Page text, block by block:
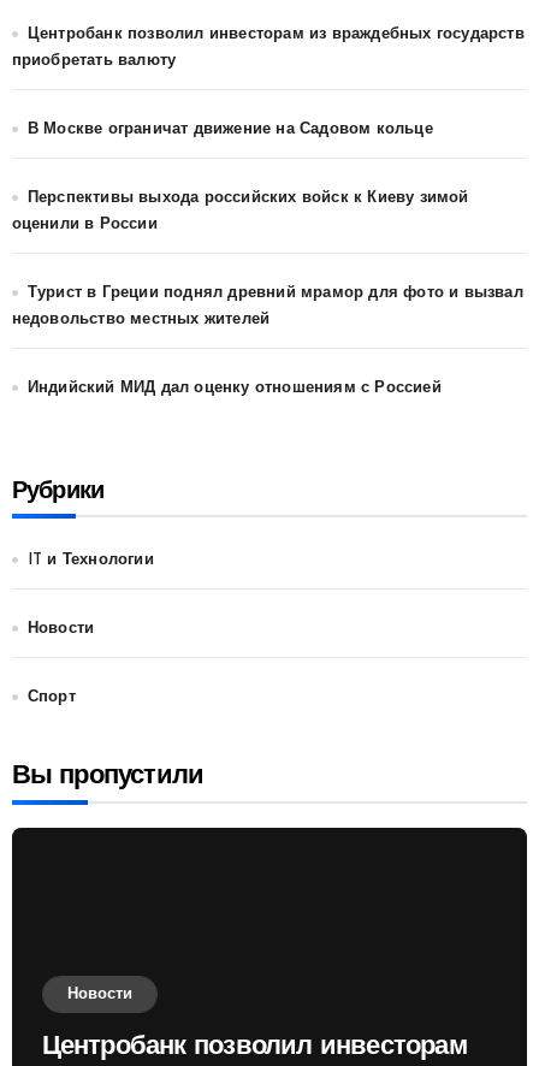
Центробанк позволил инвесторам из враждебных государств
приобретать валюту
В Москве ограничат движение на Садовом кольце
Перспективы выхода российских войск к Киеву зимой
оценили в России
Турист в Греции поднял древний мрамор для фото и вызвал
недовольство местных жителей
Индийский МИД дал оценку отношениям с Россией
Рубрики
IT и Технологии
Новости
Спорт
Вы пропустили
Новости
Центробанк позволил инвесторам